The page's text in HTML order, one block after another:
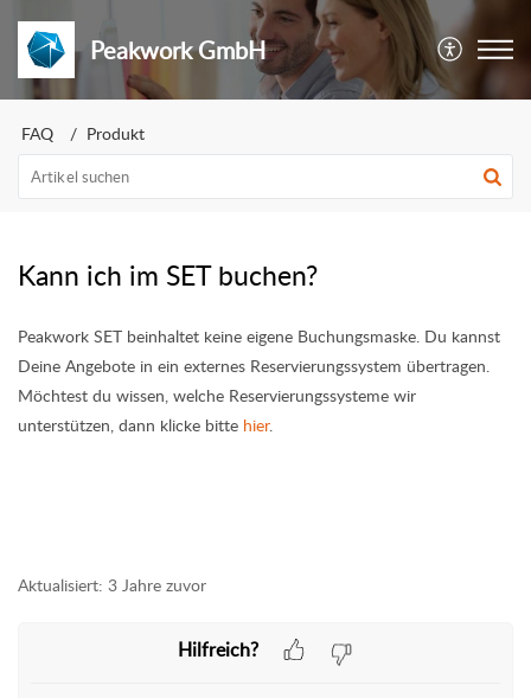
Peakwork GmbH
FAQ Produkt
Kann ich im SET buchen?
Peakwork SET beinhaltet keine eigene Buchungsmaske. Du kannst
Deine Angebote in ein externes Reservierungssystem übertragen.
Möchtest du wissen, welche Reservierungssysteme wir
unterstützen, dann klicke bitte hier.
Aktualisiert: 3 Jahre zuvor
Hilfreich?